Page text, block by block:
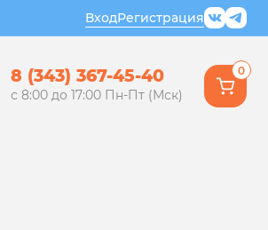
ВходРегистрация
8 (343) 367-45-40
с 8:00 до 17:00 Пн-Пт (Мск)
0